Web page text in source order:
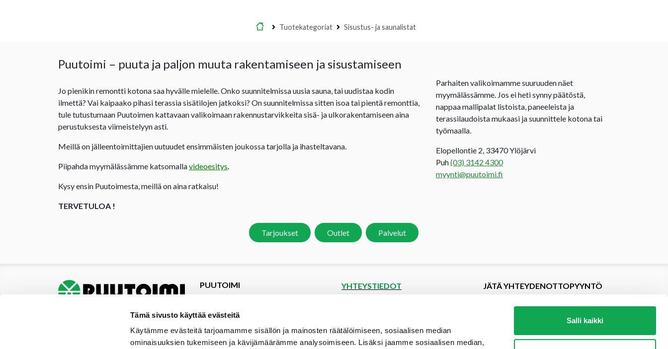
Tämä sivusto käyttää evästeitä
Käytämme evästeitä tarjoamamme sisällön ja mainosten räätälöimiseen, sosiaalisen median
ominaisuuksien tukemiseen ja kävijämäärämme analysoimiseen. Lisäksi jaamme sosiaalisen median,
Salli kaikki
Etusivu
Tuotekategoriat Sisustus- ja saunalistat
Puutoimi – puuta ja paljon muuta rakentamiseen ja sisustamiseen
Jo pienikin remontti kotona saa hyvälle mielelle. Onko suunnitelmissa uusia sauna, tai uudistaa kodin
ilmettä? Vai kaipaako pihasi terassia sisätilojen jatkoksi? On suunnitelmissa sitten isoa tai pientä remonttia,
tule tutustumaan Puutoimen kattavaan valikoimaan rakennustarvikkeita sisä- ja ulkorakentamiseen aina
perustuksesta viimeistelyyn asti.
Meillä on jälleentoimittajien uutuudet ensimmäisten joukossa tarjolla ja ihasteltavana.
Piipahda myymälässämme katsomallavideoesitys.
Kysy ensin Puutoimesta, meillä on aina ratkaisu!
TERVETULOA !
Tarjoukset Outlet Palvelut
Parhaiten valikoimamme suuruuden näet
myymälässämme. Jos ei heti synny päätöstä,
nappaa mallipalat listoista, paneeleista ja
terassilaudoista mukaasi ja suunnittele kotona tai
työmaalla.
Elopellontie 2, 33470 Ylöjärvi
Puh(03) 3142 4300
myynti@puutoimi.fi
PUUTOIMI
Tarjoukset
Yhteystiedot
Materiaalipankki
YHTEYSTIEDOT
Elopellontie 2, 33470 Ylöjärvi
Puh (03) 3142 4300 (vaihde)
JÄTÄ YHTEYDENOTTOPYYNTÖ